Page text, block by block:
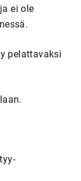
ei ole
pelattavaksi